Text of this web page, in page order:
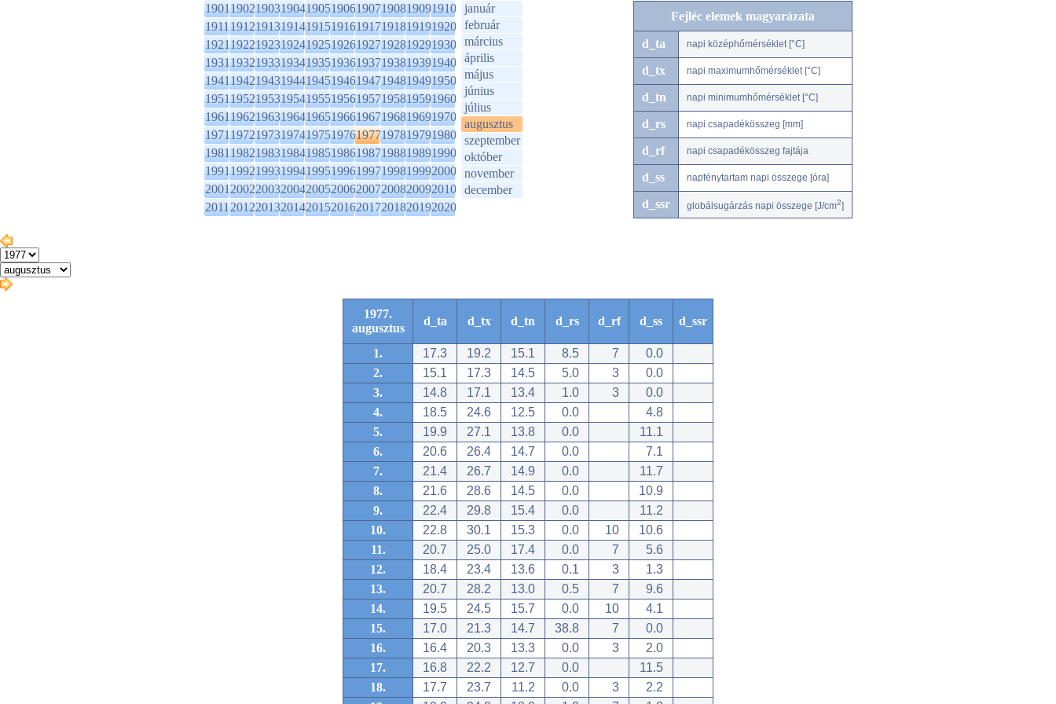
1901190219031904190519061907190819091910
1911191219131914191519161917191819191920
1921192219231924192519261927192819291930
1931193219331934193519361937193819391940
1941194219431944194519461947194819491950
1951195219531954195519561957195819591960
1961196219631964196519661967196819691970
1971197219731974197519761977197819791980
1981198219831984198519861987198819891990
1991199219931994199519961997199819992000
2001200220032004200520062007200820092010
2011201220132014201520162017201820192020
január
február
március
április
május
június
július
augusztus
szeptember
október
november
december
Fejléc elemek magyarázata
d_ta napi középhőmérséklet [°C]
d_tx napi maximumhőmérséklet [°C]
d_tn napi minimumhőmérséklet [°C]
d_rs napi csapadékösszeg [mm]
d_rf napi csapadékösszeg fajtája
d_ss napfénytartam napi összege [óra]
d_ssr globálsugárzás napi összege [J/cm2]
1977.
augusztus
d_ta d_tx d_tn d_rs d_rf d_ss d_ssr
1. 17.3 19.2 15.1 8.5 7
0.0
2.
15.1 17.3 14.5 5.0 3
0.0
3.
14.8 17.1 13.4 1.0 3
0.0
4.
18.5 24.6 12.5 0.0
4.8
5.
19.9 27.1 13.8 0.0
11.1
6.
20.6 26.4 14.7 0.0
7.1
7.
21.4 26.7 14.9 0.0
11.7
8.
21.6 28.6 14.5 0.0
10.9
9.
22.4 29.8 15.4 0.0
11.2
10.
22.8 30.1 15.3 0.0 10
10.6
11.
20.7 25.0 17.4 0.0 7
5.6
12.
18.4 23.4 13.6 0.1 3
1.3
13.
20.7 28.2 13.0 0.5 7
9.6
14.
19.5 24.5 15.7 0.0 10
4.1
15.
17.0 21.3 14.7 38.8 7
0.0
16.
16.4 20.3 13.3 0.0 3
2.0
17.
16.8 22.2 12.7 0.0
11.5
18.
17.7 23.7 11.2 0.0 3
2.2